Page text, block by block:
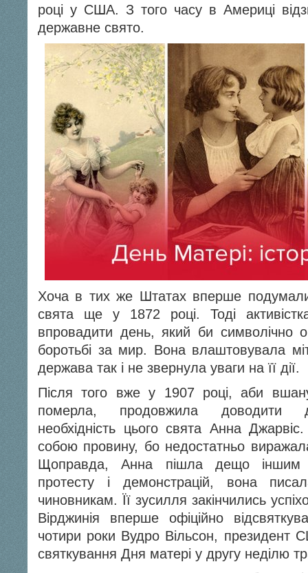
році у США. З того часу в Америці
державне свято.
Хоча в тих же Штатах вперше подумали
свята ще у 1872 році. Тоді
впровадити день, який би символічно
боротьбі за мир. Вона влаштовувала
держава так і не звернула уваги на її дії.
Після того вже у 1907 році, аби
померла, продовжила доводити
необхідність цього свята Анна
собою провину, бо недостатньо
Щоправда, Анна пішла дещо іншим
протесту і демонстрацій, вона
чиновникам. Її зусилля закінчились
Вірджинія вперше офіційно
чотири роки Вудро Вільсон, президент
святкування Дня матері у другу неділю